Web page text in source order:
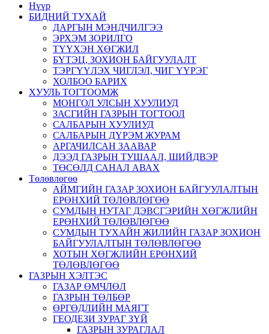
Нүүр
БИДНИЙ ТУХАЙ
ДАРГЫН МЭНДЧИЛГЭЭ
ЭРХЭМ ЗОРИЛГО
ТҮҮХЭН ХӨГЖИЛ
БҮТЭЦ, ЗОХИОН БАЙГУУЛАЛТ
ТЭРГҮҮЛЭХ ЧИГЛЭЛ, ЧИГ ҮҮРЭГ
ХОЛБОО БАРИХ
ХУУЛЬ ТОГТООМЖ
МОНГОЛ УЛСЫН ХУУЛИУД
ЗАСГИЙН ГАЗРЫН ТОГТООЛ
САЛБАРЫН ХУУЛИУД
САЛБАРЫН ДҮРЭМ ЖУРАМ
АРГАЧИЛСАН ЗААВАР
ДЭЭД ГАЗРЫН ТУШААЛ, ШИЙДВЭР
ТӨСӨЛД САНАЛ АВАХ
Төлөвлөгөө
АЙМГИЙН ГАЗАР ЗОХИОН БАЙГУУЛАЛТЫН
ЕРӨНХИЙ ТӨЛӨВЛӨГӨӨ
СУМДЫН НУТАГ ДЭВСГЭРИЙН ХӨГЖЛИЙН
ЕРӨНХИЙ ТӨЛӨВЛӨГӨӨ
СУМДЫН ТУХАЙН ЖИЛИЙН ГАЗАР ЗОХИОН
БАЙГУУЛАЛТЫН ТӨЛӨВЛӨГӨӨ
ХОТЫН ХӨГЖЛИЙН ЕРӨНХИЙ
ТӨЛӨВЛӨГӨӨ
ГАЗРЫН ХЭЛТЭС
ГАЗАР ӨМЧЛӨЛ
ГАЗРЫН ТӨЛБӨР
ӨРГӨДЛИЙН МАЯГТ
ГЕОДЕЗИ ЗУРАГ ЗҮЙ
ГАЗРЫН ЗУРАГЛАЛ